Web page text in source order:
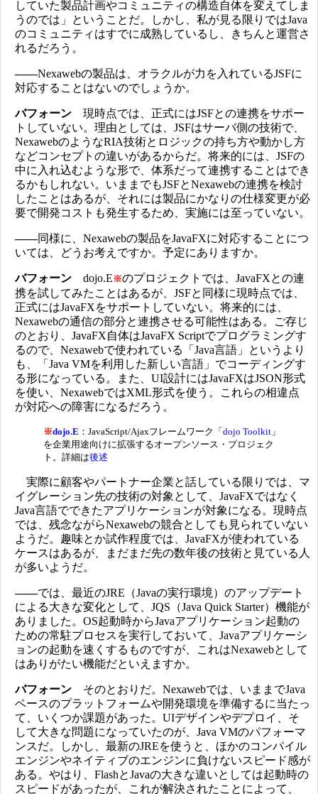
していた製品計画やコミュニティの構造自体を変えてしま
うのでは」ということだ。しかし、私が見る限りではJava
のコミュニティはすでに成熟しているし、きちんと運営さ
れるだろう。
――Nexawebの製品は、オラクルが力を入れているJSFに
対応することはないのでしょうか。
バフォーン 現時点では、正式にはJSFとの連携をサポー
トしていない。理由としては、JSFはサーバ側の技術で、
NexawebのようなRIA技術とロジックの持ち方や動かし方
などコンセプトの違いがあるからだ。将来的には、JSFの
中に入れ込むような形で、体系だって連携することはでき
るかもしれない。いままでもJSFとNexawebの連携を検討
したことはあるが、それには製品にかなりの仕様変更が必
要で開発コストも発生するため、実施には至っていない。
――同様に、Nexawebの製品をJavaFXに対応することにつ
いては、どうお考えですか。予定にありますか。
バフォーン dojo.E ※のプロジェクトでは、JavaFXとの連
携を試してみたことはあるが、JSFと同様に現時点では、
正式にはJavaFXをサポートしていない。将来的には、
Nexawebの通信の部分と連携させる可能性はある。ご存じ
のとおり、JavaFX自体はJavaFX Scriptでプログラミングす
るので、Nexawebで使われている「Java言語」というより
も、「Java VMを利用した新しい言語」でコーディングす
る形になっている。また、UI設計にはJavaFXはJSON形式
を使い、NexawebではXML形式を使う。これらの相違点
が対応への障害になるだろう。
※dojo.E ：JavaScript/Ajaxフレームワーク「 dojo Toolkit 」
を企業用途向けに拡張するオープンソース・プロジェク
ト。詳細は後述
実際に顧客やパートナー企業と話している限りでは、マ
イグレーション先の技術の対象として、JavaFXではなく
Java言語でできたアプリケーションが対象になる。現時点
では、残念ながらNexawebの競合としても見られていない
ようだ。趣味とか試作程度では、JavaFXが使われている
ケースはあるが、まだまだ先の数年後の技術と見ている人
が多いようだ。
――では、最近のJRE（Javaの実行環境）のアップデート
による大きな変化として、JQS（Java Quick Starter）機能が
ありました。OS起動時からJavaアプリケーション起動の
ための常駐プロセスを実行しておいて、Javaアプリケーシ
ョンの起動を速くするものですが、これはNexawebとして
はありがたい機能だといえますか。
バフォーン そのとおりだ。Nexawebでは、いままでJava
ベースのプラットフォームや開発環境を準備するに当たっ
て、いくつか課題があった。UIデザインやデプロイ、そ
して大きな問題になっていたのが、Java VMのパフォーマ
ンスだ。しかし、最新のJREを使うと、ほかのコンパイル
エンジンやネイティブのエンジンに負けないスピード感が
ある。やはり、FlashとJavaの大きな違いとしては起動時の
スピードがあったが、これが解決されたことによって、